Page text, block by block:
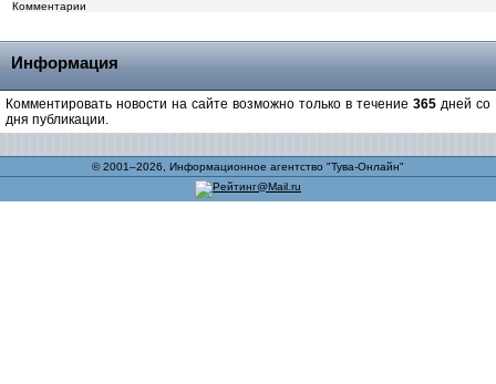
Комментарии
Информация
Комментировать новости на сайте возможно только в течение 365 дней со
дня публикации.
© 2001–2026, Информационное агентство "Тува-Онлайн"